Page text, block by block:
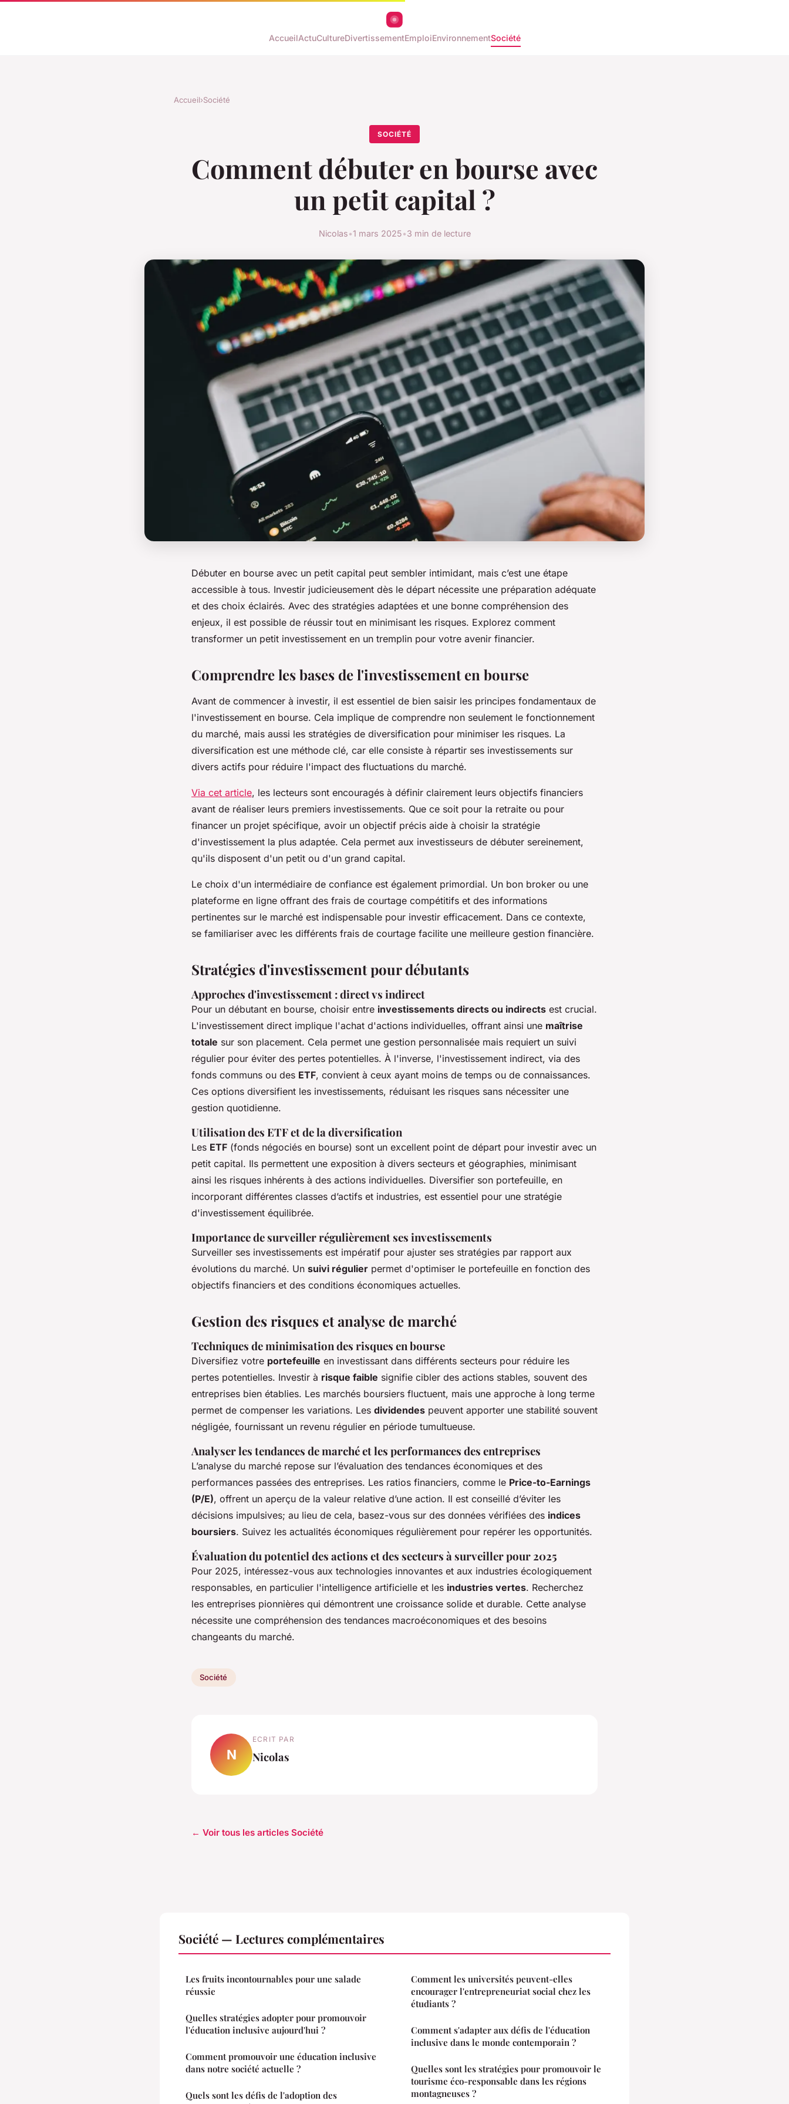
AccueilActuCultureDivertissementEmploiEnvironnementSociété
Accueil›Société
SOCIÉTÉ
Comment débuter en bourse avec
un petit capital ?
Nicolas•1 mars 2025•3 min de lecture
Débuter en bourse avec un petit capital peut sembler intimidant, mais c’est une étape
accessible à tous. Investir judicieusement dès le départ nécessite une préparation adéquate
et des choix éclairés. Avec des stratégies adaptées et une bonne compréhension des
enjeux, il est possible de réussir tout en minimisant les risques. Explorez comment
transformer un petit investissement en un tremplin pour votre avenir financier.
Comprendre les bases de l'investissement en bourse
Avant de commencer à investir, il est essentiel de bien saisir les principes fondamentaux de
l'investissement en bourse. Cela implique de comprendre non seulement le fonctionnement
du marché, mais aussi les stratégies de diversification pour minimiser les risques. La
diversification est une méthode clé, car elle consiste à répartir ses investissements sur
divers actifs pour réduire l'impact des fluctuations du marché.
Via cet article, les lecteurs sont encouragés à définir clairement leurs objectifs financiers
avant de réaliser leurs premiers investissements. Que ce soit pour la retraite ou pour
financer un projet spécifique, avoir un objectif précis aide à choisir la stratégie
d'investissement la plus adaptée. Cela permet aux investisseurs de débuter sereinement,
qu'ils disposent d'un petit ou d'un grand capital.
Le choix d'un intermédiaire de confiance est également primordial. Un bon broker ou une
plateforme en ligne offrant des frais de courtage compétitifs et des informations
pertinentes sur le marché est indispensable pour investir efficacement. Dans ce contexte,
se familiariser avec les différents frais de courtage facilite une meilleure gestion financière.
Stratégies d'investissement pour débutants
Approches d'investissement : direct vs indirect
Pour un débutant en bourse, choisir entre investissements directs ou indirects est crucial.
L'investissement direct implique l'achat d'actions individuelles, offrant ainsi une maîtrise
totale sur son placement. Cela permet une gestion personnalisée mais requiert un suivi
régulier pour éviter des pertes potentielles. À l'inverse, l'investissement indirect, via des
fonds communs ou des ETF, convient à ceux ayant moins de temps ou de connaissances.
Ces options diversifient les investissements, réduisant les risques sans nécessiter une
gestion quotidienne.
Utilisation des ETF et de la diversification
Les ETF (fonds négociés en bourse) sont un excellent point de départ pour investir avec un
petit capital. Ils permettent une exposition à divers secteurs et géographies, minimisant
ainsi les risques inhérents à des actions individuelles. Diversifier son portefeuille, en
incorporant différentes classes d’actifs et industries, est essentiel pour une stratégie
d'investissement équilibrée.
Importance de surveiller régulièrement ses investissements
Surveiller ses investissements est impératif pour ajuster ses stratégies par rapport aux
évolutions du marché. Un suivi régulier permet d'optimiser le portefeuille en fonction des
objectifs financiers et des conditions économiques actuelles.
Gestion des risques et analyse de marché
Techniques de minimisation des risques en bourse
Diversifiez votre portefeuille en investissant dans différents secteurs pour réduire les
pertes potentielles. Investir à risque faible signifie cibler des actions stables, souvent des
entreprises bien établies. Les marchés boursiers fluctuent, mais une approche à long terme
permet de compenser les variations. Les dividendes peuvent apporter une stabilité souvent
négligée, fournissant un revenu régulier en période tumultueuse.
Analyser les tendances de marché et les performances des entreprises
L’analyse du marché repose sur l’évaluation des tendances économiques et des
performances passées des entreprises. Les ratios financiers, comme le Price-to-Earnings
(P/E), offrent un aperçu de la valeur relative d’une action. Il est conseillé d’éviter les
décisions impulsives; au lieu de cela, basez-vous sur des données vérifiées des indices
boursiers. Suivez les actualités économiques régulièrement pour repérer les opportunités.
Évaluation du potentiel des actions et des secteurs à surveiller pour 2025
Pour 2025, intéressez-vous aux technologies innovantes et aux industries écologiquement
responsables, en particulier l'intelligence artificielle et les industries vertes. Recherchez
les entreprises pionnières qui démontrent une croissance solide et durable. Cette analyse
nécessite une compréhension des tendances macroéconomiques et des besoins
changeants du marché.
Société
N
ECRIT PAR
Nicolas
← Voir tous les articles Société
Société — Lectures complémentaires
Les fruits incontournables pour une salade
réussie
Quelles stratégies adopter pour promouvoir
l'éducation inclusive aujourd'hui ?
Comment promouvoir une éducation inclusive
dans notre société actuelle ?
Quels sont les défis de l'adoption des
Comment les universités peuvent-elles
encourager l'entrepreneuriat social chez les
étudiants ?
Comment s'adapter aux défis de l'éducation
inclusive dans le monde contemporain ?
Quelles sont les stratégies pour promouvoir le
tourisme éco-responsable dans les régions
montagneuses ?